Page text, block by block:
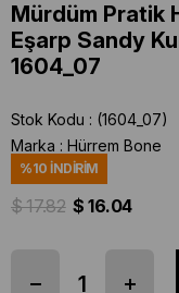
Mürdüm Pratik
Eşarp Sandy
1604_07
Stok Kodu
(1604_07)
Marka : Hürrem Bone
%10 İNDIRIM
$ 17.82 $ 16.04